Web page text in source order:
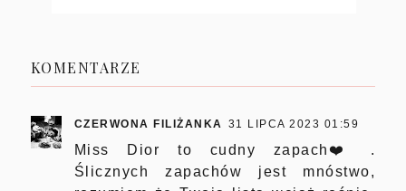
KOMENTARZE
CZERWONA FILIŻANKA 31 LIPCA 2023 01:59
Miss Dior to cudny zapach❤️.
Ślicznych zapachów jest mnóstwo,